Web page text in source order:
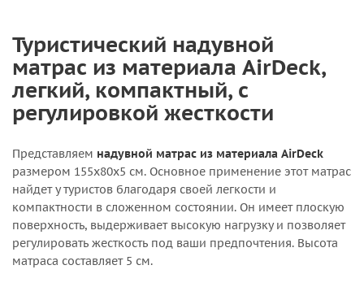
Туристический надувной
матрас из материала AirDeck,
легкий, компактный, с
регулировкой жесткости
Представляем надувной матрас из материала AirDeck
размером 155х80х5 см. Основное применение этот матрас
найдет у туристов благодаря своей легкости и
компактности в сложенном состоянии. Он имеет плоскую
поверхность, выдерживает высокую нагрузку и позволяет
регулировать жесткость под ваши предпочтения. Высота
матраса составляет 5 см.